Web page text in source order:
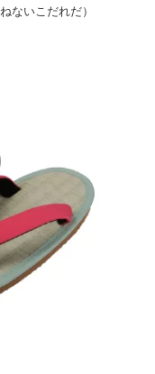
ないこだれだ）